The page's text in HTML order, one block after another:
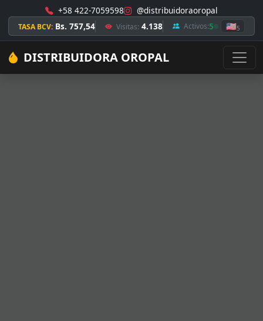
+58 422-7059598 @distribuidoraoropal
TASA BCV: Bs. 757,54 Visitas: 4.138 Activos:5 🇺🇸5
DISTRIBUIDORA OROPAL